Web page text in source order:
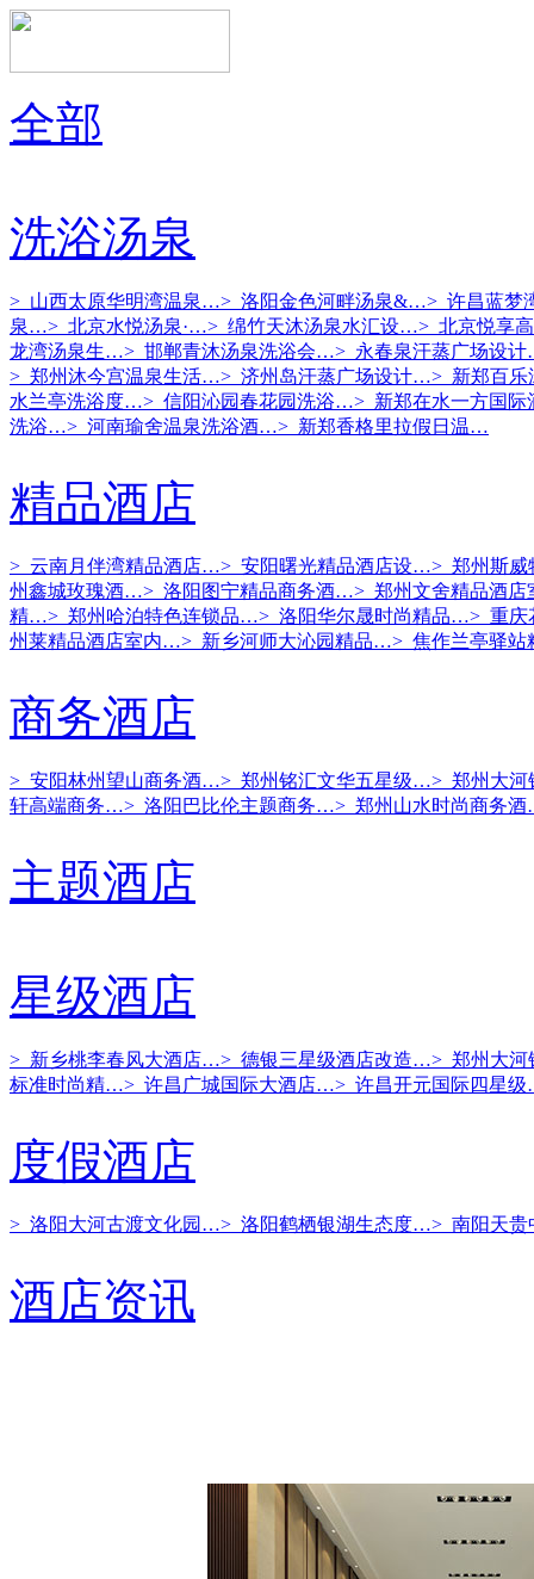
全部
洗浴汤泉
> 山西太原华明湾温泉…> 洛阳金色河畔汤泉&…> 许昌蓝梦
泉…> 北京水悦汤泉·…> 绵竹天沐汤泉水汇设…> 北京悦享
龙湾汤泉生…> 邯郸青沐汤泉洗浴会…> 永春泉汗蒸广场设
> 郑州沐今宫温泉生活…> 济州岛汗蒸广场设计…> 新郑百
水兰亭洗浴度…> 信阳沁园春花园洗浴…> 新郑在水一方国
洗浴…> 河南瑜舍温泉洗浴酒…> 新郑香格里拉假日温…
精品酒店
> 云南月伴湾精品酒店…> 安阳曙光精品酒店设…> 郑州斯
州鑫城玫瑰酒…> 洛阳图宁精品商务酒…> 郑州文舍精品酒
精…> 郑州哈泊特色连锁品…> 洛阳华尔晟时尚精品…> 重庆
州莱精品酒店室内…> 新乡河师大沁园精品…> 焦作兰亭驿
商务酒店
> 安阳林州望山商务酒…> 郑州铭汇文华五星级…> 郑州大
轩高端商务…> 洛阳巴比伦主题商务…> 郑州山水时尚商务
主题酒店
星级酒店
> 新乡桃李春风大酒店…> 德银三星级酒店改造…> 郑州大
标准时尚精…> 许昌广城国际大酒店…> 许昌开元国际四星
度假酒店
> 洛阳大河古渡文化园…> 洛阳鹤栖银湖生态度…> 南阳天
酒店资讯